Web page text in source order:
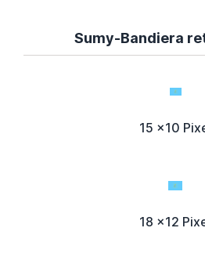
Sumy-Bandiera
15 x10
18 x12